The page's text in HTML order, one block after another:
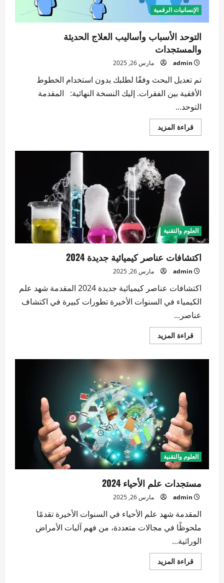
الإنسانيات الرقمية
التوحد الأسباب وأساليب العلاج الحديثة
والمستجدات
admin مارس 26, 2025
تم تعديل البحث وفقًا لطلبك بدون استخدام الخطوط
الأفقية بين الفقرات. إليك النسخة النهائية: المقدمة
التوحد...
قراءة المزيداقرأ
المزيد
الأسباب
وأساليب
العلاج
الحديثة
والمستجدات
العلوم والتقنية
اكتشافات عناصر كيميائية جديدة 2024
admin مارس 26, 2025
اكتشافات عناصر كيميائية جديدة 2024 المقدمة شهد علم
الكيمياء في السنوات الأخيرة تطورات كبيرة في اكتشاف
عناصر...
قراءة المزيد
المزيد
عناصر
كيميائية
جديدة
2024
العلوم والتقنية
مستجدات علم الأحياء 2024
admin مارس 26, 2025
المقدمة شهد علم الأحياء في السنوات الأخيرة تقدمًا
ملحوظًا في مجالات متعددة، من فهم آليات الأمراض
الوراثية...
قراءة المزيداقرأ
المزيد